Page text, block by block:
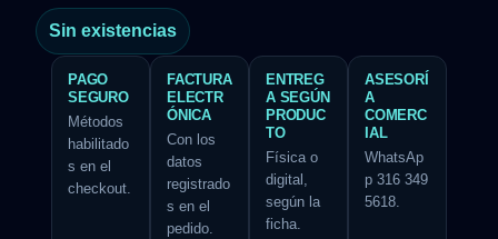
Sin existencias
PAGO
SEGURO
Métodos
habilitado
s en el
checkout.
FACTURA
ELECTR
ÓNICA
Con los
datos
registrado
s en el
pedido.
ENTREG
A SEGÚN
PRODUC
TO
Física o
digital,
según la
ficha.
ASESORÍ
A
COMERC
IAL
WhatsAp
p 316 349
5618.